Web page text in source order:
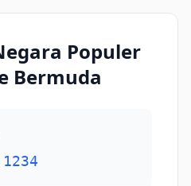
Populer
Bermuda